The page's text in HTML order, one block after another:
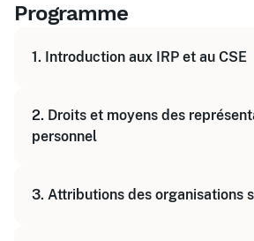
Programme
1. Introduction aux IRP et au CSE
Rôle et composition du CSE
Présentation des délégations
2. Droits et moyens des
personnel
déplacement
3. Attributions des organisations